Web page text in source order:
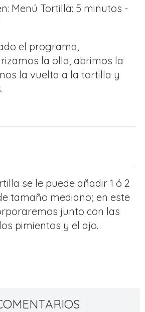
Menú Tortilla: 5 minutos -
el programa,
la olla, abrimos la
la vuelta a la tortilla y
se le puede añadir 1 ó 2
tamaño mediano; en este
junto con las
pimientos y el ajo.